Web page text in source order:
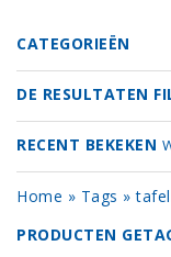
CATEGORIEËN
DE RESULTATEN
RECENT BEKEKEN
Home » Tags »
PRODUCTEN